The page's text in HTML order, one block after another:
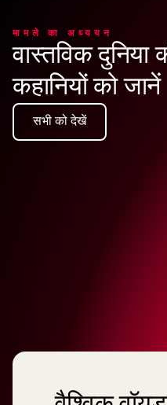
मामले का अध्ययन
वास्तविक
कहानियों को जानें
सभी को देखें